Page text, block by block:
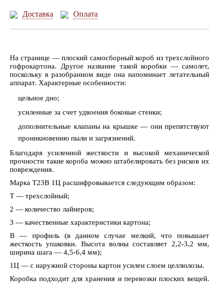
Доставка Оплата
На странице — плоский самосборный короб из трехслойного
гофрокартона. Другое название такой коробки — самолет,
поскольку в разобранном виде она напоминает летательный
аппарат. Характерные особенности:
цельное дно;
усиленные за счет удвоения боковые стенки;
дополнительные клапаны на крышке — они препятствуют
проникновению пыли и загрязнений.
Благодаря усиленной жесткости и высокой механической
прочности такие короба можно штабелировать без рисков их
повреждения.
Марка Т23В 1Ц расшифровывается следующим образом:
Т — трехслойный;
2 — количество лайнеров;
3 — качественные характеристики картона;
В — профиль (в данном случае мелкий, что повышает
жесткость упаковки. Высота волны составляет 2,2-3,2 мм,
ширина шага — 4,5-6,4 мм);
1Ц — с наружной стороны картон усилен слоем целлюлозы.
Коробка подходит для хранения и перевозки плоских вещей.